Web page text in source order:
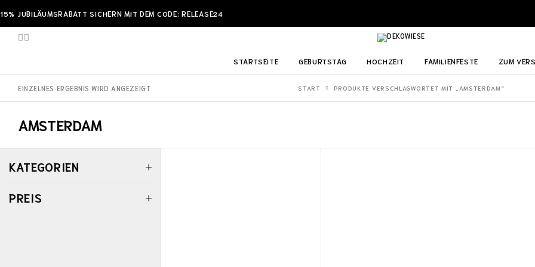
15% JUBILÄUMSRABATT SICHERN MIT DEM CODE: RELEASE24
STARTSEITE GEBURTSTAG HOCHZEIT FAMILIENFESTE ZUM
EINZELNES ERGEBNIS WIRD ANGEZEIGT START PRODUKTE VERSCHLAGWORTET MIT „AMSTERDAM“
AMSTERDAM
KATEGORIEN
PREIS